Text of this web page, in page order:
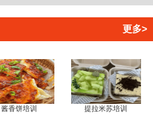
更多>
酱香饼培训 提拉米苏培训